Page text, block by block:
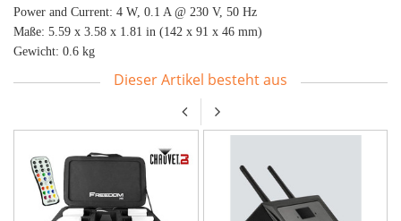
Power and Current: 4 W, 0.1 A @ 230 V, 50 Hz
Maße: 5.59 x 3.58 x 1.81 in (142 x 91 x 46 mm)
Gewicht: 0.6 kg
Dieser Artikel besteht aus